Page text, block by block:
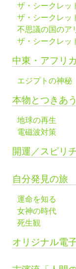
ザ・シークレッ
ザ・シークレッ
不思議の国のア
ザ・シークレッ
中東・アフリ
エジプトの神秘
本物とつきあう
地球の再生
電磁波対策
開運／スピリ
自分発見の旅
運命を知る
女神の時代
死生観
オリジナル電